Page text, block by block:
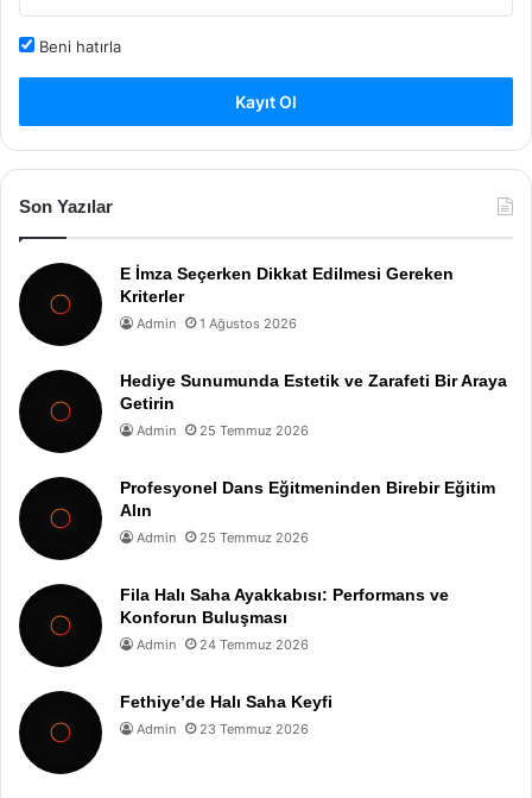
Beni hatırla
Kayıt Ol
Son Yazılar
E İmza Seçerken Dikkat Edilmesi Gereken
Kriterler
Admin 1 Ağustos 2026
Hediye Sunumunda Estetik ve Zarafeti Bir Araya
Getirin
Admin 25 Temmuz 2026
Profesyonel Dans Eğitmeninden Birebir Eğitim
Alın
Admin 25 Temmuz 2026
Fila Halı Saha Ayakkabısı: Performans ve
Konforun Buluşması
Admin 24 Temmuz 2026
Fethiye’de Halı Saha Keyfi
Admin 23 Temmuz 2026